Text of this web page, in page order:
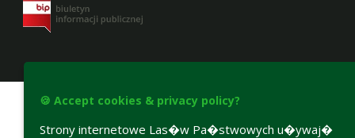
🍪 Accept cookies & privacy policy?
Strony internetowe Las�w Pa�stwowych u�ywaj�